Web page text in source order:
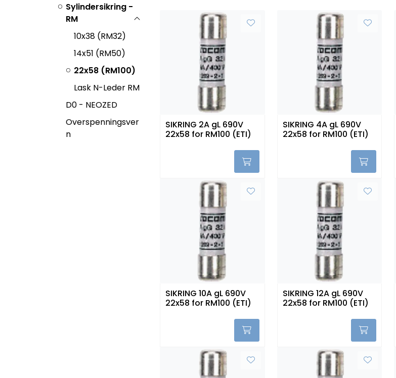
Sylindersikring -
RM
10x38 (RM32)
14x51 (RM50)
22x58 (RM100)
Lask N-Leder RM
D0 - NEOZED
Overspenningsver
n
SIKRING 2A gL 690V
22x58 for RM100 (ETI)
SIKRING 4A gL 690V
22x58 for RM100 (ETI)
SIKRING 10A gL 690V
22x58 for RM100 (ETI)
SIKRING 12A gL 690V
22x58 for RM100 (ETI)